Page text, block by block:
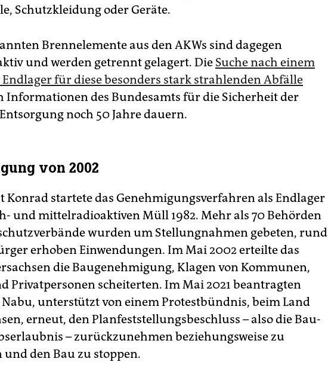
Schutzkleidung oder Geräte.
Brennelemente aus den AKWs sind dagegen
und werden getrennt gelagert. Die Suche nach einem
Endlager für diese besonders stark strahlenden Abfälle
Informationen des Bundesamts für die Sicherheit der
noch 50 Jahre dauern.
von 2002
Konrad startete das Genehmigungsverfahren als Endlager
und mittelradioaktiven Müll 1982. Mehr als 70 Behörden
wurden um Stellungnahmen gebeten, rund
erhoben Einwendungen. Im Mai 2002 erteilte das
die Baugenehmigung, Klagen von Kommunen,
Privatpersonen scheiterten. Im Mai 2021 beantragten
unterstützt von einem Protestbündnis, beim Land
erneut, den Planfeststellungsbeschluss – also die Bau-
– zurückzunehmen beziehungsweise zu
den Bau zu stoppen.